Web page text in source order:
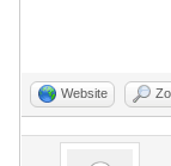
Website